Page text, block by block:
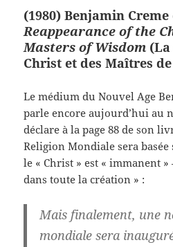
(1980) Benjamin Creme
Reappearance of the
Masters of Wisdom
Christ et des Maîtres de
Le médium du Nouvel Age
parle encore aujourd’hui au
déclare à la page 88 de son
Religion Mondiale sera
le « Christ » est « immanent »
dans toute la création » :
Mais finalement, une
mondiale sera